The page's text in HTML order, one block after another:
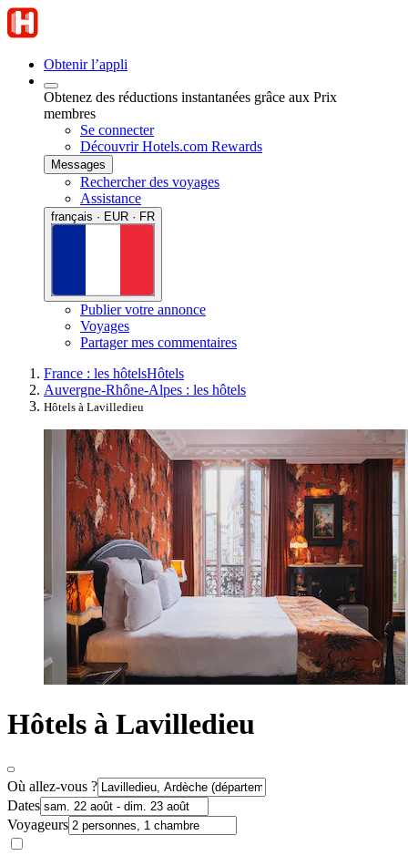
Obtenir l’appli
Obtenez des réductions instantanées grâce aux Prix
membres
Se connecter
Découvrir Hotels.com Rewards
Messages
Rechercher des voyages
Assistance
français · EUR · FR
Publier votre annonce
Voyages
Partager mes commentaires
France : les hôtelsHôtels
Auvergne-Rhône-Alpes : les hôtels
Hôtels à Lavilledieu
Hôtels à Lavilledieu
Où allez-vous ?
Dates
Voyageurs